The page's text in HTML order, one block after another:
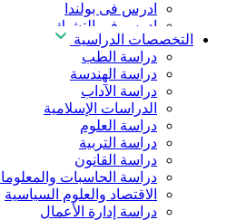
ادرس فى بولندا
ادرس فى التشيك
ادرس في المجر
ادرس في الصين
التخصصات الدراسية
دراسة الطب
دراسة الهندسة
دراسة الآداب
الدراسات الإسلامية
دراسة العلوم
دراسة التربية
دراسة القانون
دراسة الحاسبات
الاقتصاد والعلوم السياسية
دراسة إدارة الأعمال